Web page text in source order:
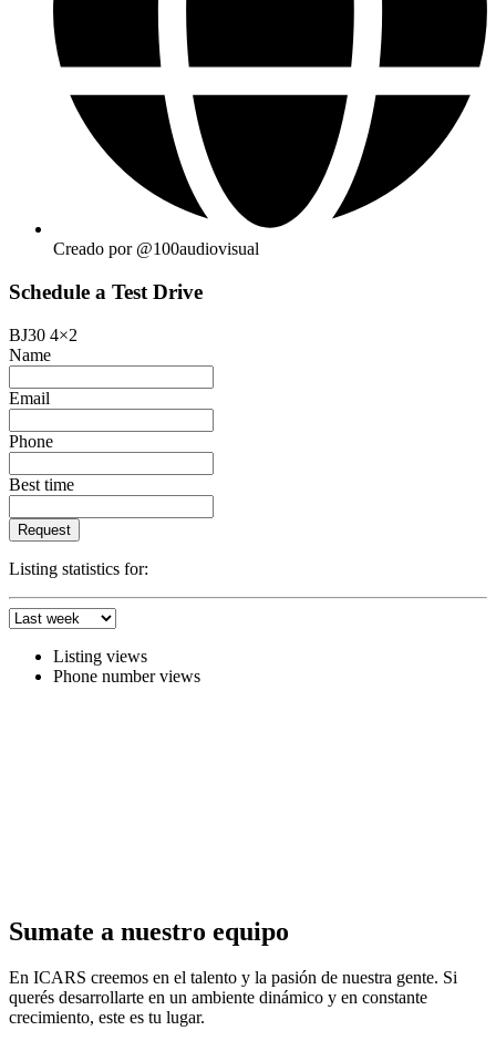
Creado por @100audiovisual
Schedule a Test Drive
BJ30 4×2
Name
Email
Phone
Best time
Request
Listing statistics for:
Listing views
Phone number views
Sumate a nuestro equipo
En ICARS creemos en el talento y la pasión de nuestra gente. Si
querés desarrollarte en un ambiente dinámico y en constante
crecimiento, este es tu lugar.